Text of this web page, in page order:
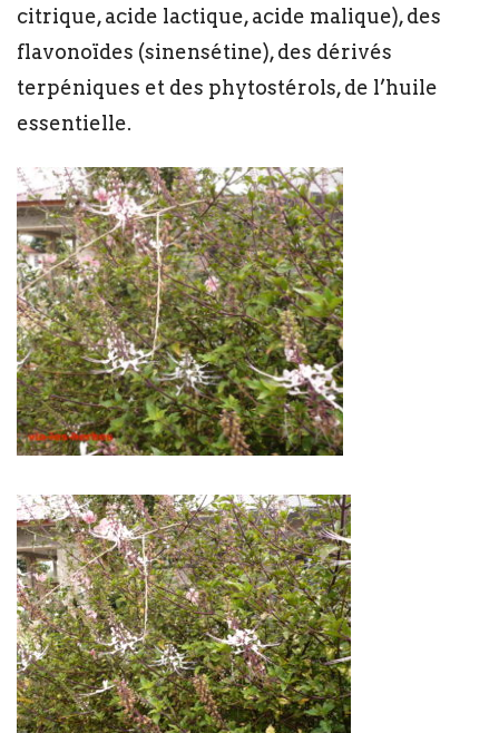
citrique, acide lactique, acide malique), des
flavonoïdes (sinensétine), des dérivés
terpéniques et des phytostérols, de l’huile
essentielle.